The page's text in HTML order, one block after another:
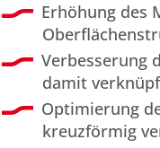
Erhöhung des
Verbesserung
damit
Optimierung
kreuzförmig